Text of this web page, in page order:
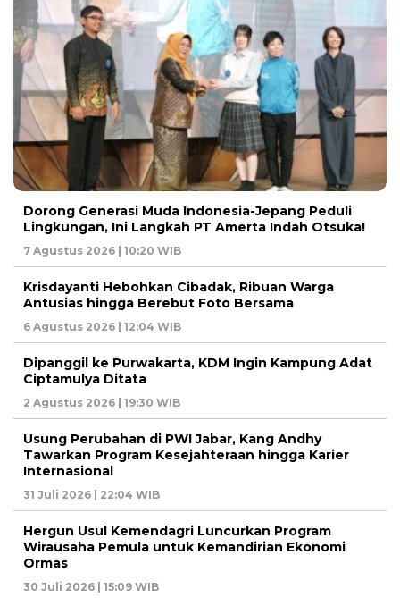
Dorong Generasi Muda Indonesia-Jepang Peduli
Lingkungan, Ini Langkah PT Amerta Indah Otsuka!
7 Agustus 2026 | 10:20 WIB
Krisdayanti Hebohkan Cibadak, Ribuan Warga
Antusias hingga Berebut Foto Bersama
6 Agustus 2026 | 12:04 WIB
Dipanggil ke Purwakarta, KDM Ingin Kampung Adat
Ciptamulya Ditata
2 Agustus 2026 | 19:30 WIB
Usung Perubahan di PWI Jabar, Kang Andhy
Tawarkan Program Kesejahteraan hingga Karier
Internasional
31 Juli 2026 | 22:04 WIB
Hergun Usul Kemendagri Luncurkan Program
Wirausaha Pemula untuk Kemandirian Ekonomi
Ormas
30 Juli 2026 | 15:09 WIB